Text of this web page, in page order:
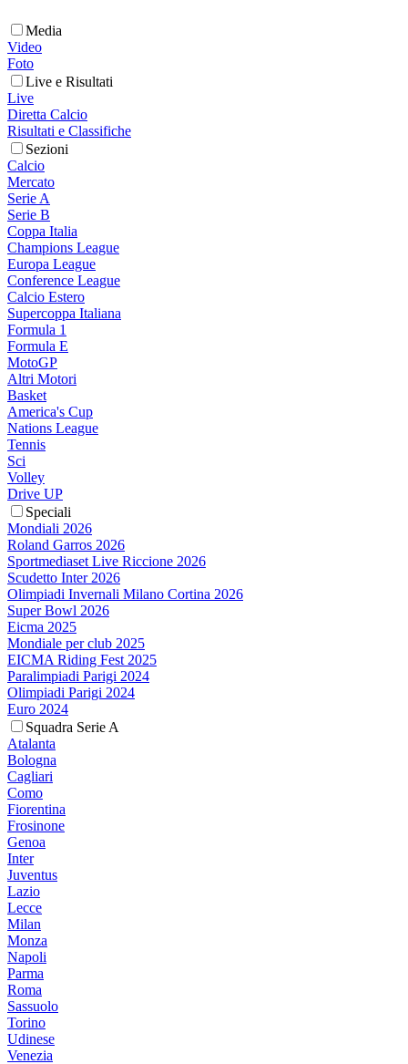
Media
Video
Foto
Live e Risultati
Live
Diretta Calcio
Risultati e Classifiche
Sezioni
Calcio
Mercato
Serie A
Serie B
Coppa Italia
Champions League
Europa League
Conference League
Calcio Estero
Supercoppa Italiana
Formula 1
Formula E
MotoGP
Altri Motori
Basket
America's Cup
Nations League
Tennis
Sci
Volley
Drive UP
Speciali
Mondiali 2026
Roland Garros 2026
Sportmediaset Live Riccione 2026
Scudetto Inter 2026
Olimpiadi Invernali Milano Cortina 2026
Super Bowl 2026
Eicma 2025
Mondiale per club 2025
EICMA Riding Fest 2025
Paralimpiadi Parigi 2024
Olimpiadi Parigi 2024
Euro 2024
Squadra Serie A
Atalanta
Bologna
Cagliari
Como
Fiorentina
Frosinone
Genoa
Inter
Juventus
Lazio
Lecce
Milan
Monza
Napoli
Parma
Roma
Sassuolo
Torino
Udinese
Venezia